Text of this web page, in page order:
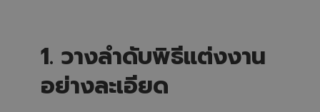
1. วางลำดับพิธีแต่งงาน
อย่างละเอียด